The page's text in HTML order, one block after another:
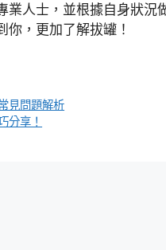
業人士，並根據自身狀況
，更加了解拔罐！
見問題解析
分享！